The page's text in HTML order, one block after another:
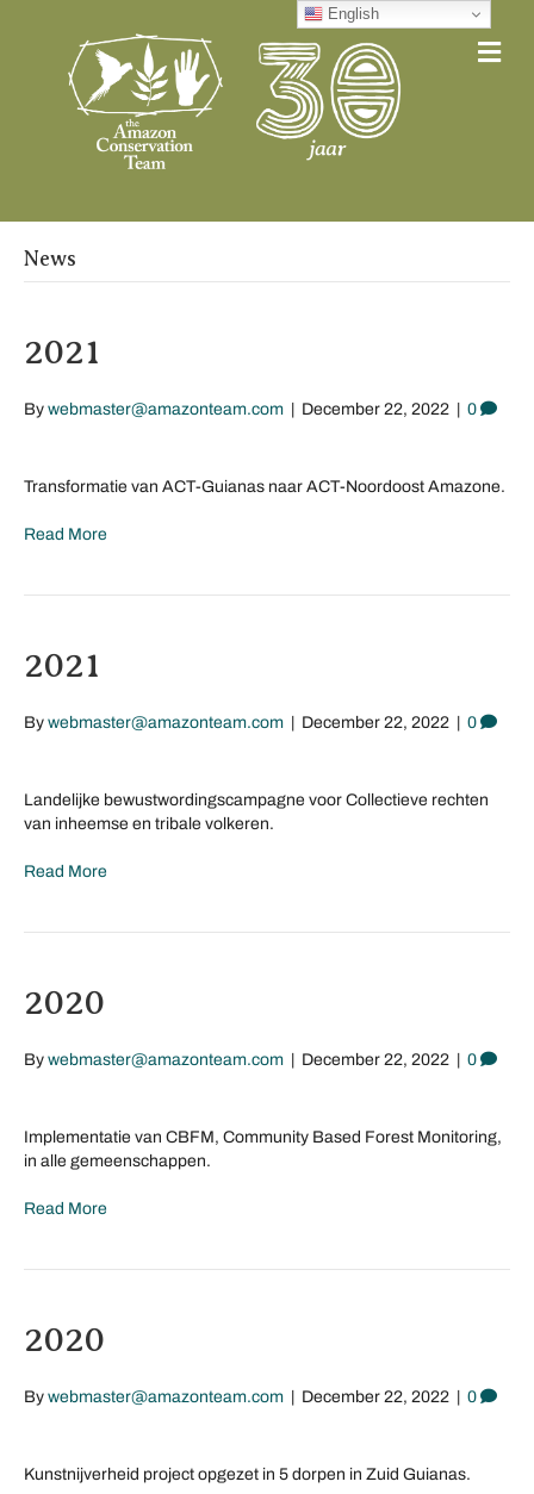
News
2021
By webmaster@amazonteam.com December 22, 2022 0
Transformatie van ACT-Guianas naar ACT-Noordoost Amazone.
Read More
2021
By webmaster@amazonteam.com December 22, 2022 0
Landelijke bewustwordingscampagne voor Collectieve rechten
van inheemse en tribale volkeren.
Read More
2020
By webmaster@amazonteam.com December 22, 2022 0
Implementatie van CBFM, Community Based Forest Monitoring,
in alle gemeenschappen.
Read More
2020
By webmaster@amazonteam.com December 22, 2022 0
Kunstnijverheid project opgezet in 5 dorpen in Zuid Guianas.
English